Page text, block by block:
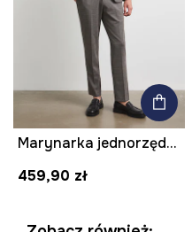
Marynarka jednorzędowa męska z dodatkiem wełny
459,90 zł